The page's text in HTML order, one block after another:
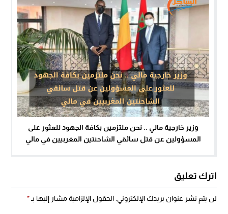
وزير خارجية مالي .. نحن ملتزمين بكافة الجهود للعثور على
المسؤولين عن قتل سائقي الشاحنتين المغربيين في مالي
اترك تعليق
لن يتم نشر عنوان بريدك الإلكتروني. الحقول الإلزامية مشار إليها بـ*